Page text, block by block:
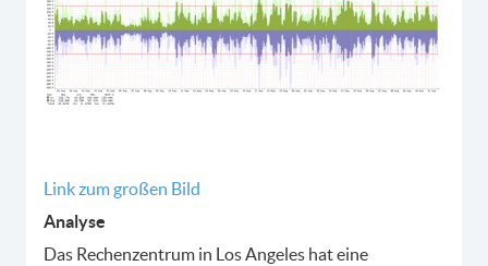
Link zum großen Bild
Analyse
Das Rechenzentrum in Los Angeles hat eine